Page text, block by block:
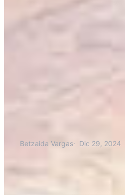
Betzaida Vargas· Dic 29, 2024